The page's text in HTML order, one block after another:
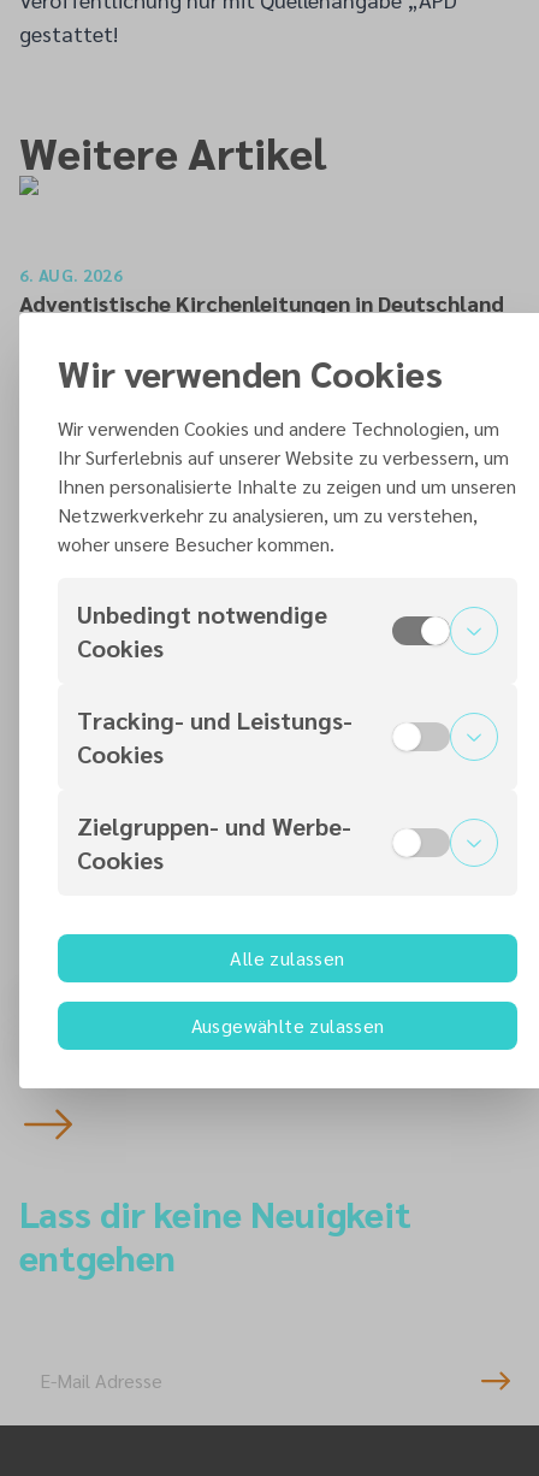
gestattet!
Weitere Artikel
6. AUG. 2026
Adventistische Kirchenleitungen in Deutschland
gesellschaftlichen Situation“
ARTIKEL LESEN
5. AUG. 2026
Radiologie des Krankenhauses Waldfriede mit
neuem MRT
3. AUG. 2026
jetzt?
31. JULI 2026
6. Hope Camp in Friedensau vom 4.–9. August
Finde einen Gottesdienst in
deiner Nähe
Finde einen Gottesdienst
Lass dir keine Neuigkeit
entgehen
Wir verwenden Cookies
Wir verwenden Cookies und andere Technologien, um
Ihr Surferlebnis auf unserer Website zu verbessern, um
Ihnen personalisierte Inhalte zu zeigen und um unseren
Netzwerkverkehr zu analysieren, um zu verstehen,
woher unsere Besucher kommen.
Unbedingt notwendige
Cookies
Tracking- und Leistungs-
Cookies
Zielgruppen- und Werbe-
Cookies
Alle zulassen
Ausgewählte zulassen